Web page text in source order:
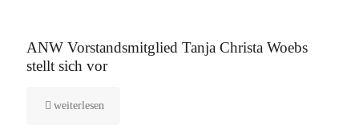
ANW Vorstandsmitglied Tanja Christa Woebs
stellt sich vor
weiterlesen